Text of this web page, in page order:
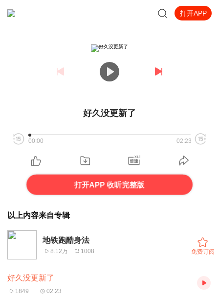
打开APP
好久没更新了
00:00 02:23
打开APP 收听完整版
以上内容来自专辑
地铁跑酷身法
8.12万 1008 免费订阅
好久没更新了
1849 02:23